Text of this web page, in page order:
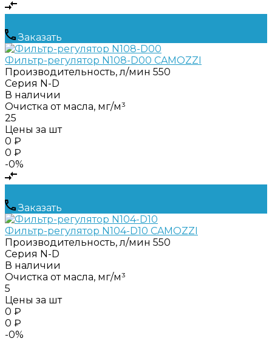
Заказать
Фильтр-регулятор N108-D00 CAMOZZI
Производительность, л/мин 550
Серия N-D
В наличии
Очистка от масла, мг/м³
25
Цены за шт
0 ₽
0 ₽
-0%
Заказать
Фильтр-регулятор N104-D10 CAMOZZI
Производительность, л/мин 550
Серия N-D
В наличии
Очистка от масла, мг/м³
5
Цены за шт
0 ₽
0 ₽
-0%